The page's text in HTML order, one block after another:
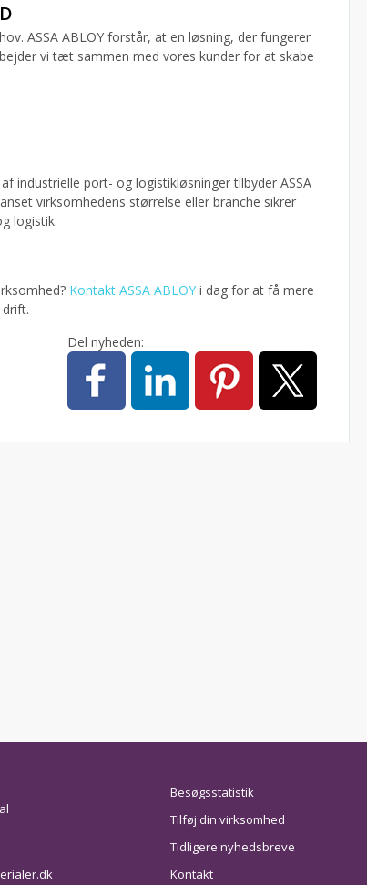
ASSA ABLOY forstår, at en løsning, der fungerer
vi tæt sammen med vores kunder for at skabe
industrielle port- og logistikløsninger tilbyder ASSA
virksomhedens størrelse eller branche sikrer
logistik.
Kontakt ASSA ABLOY i dag for at få mere
Del nyheden:
Besøgsstatistik
Tilføj din virksomhed
Tidligere nyhedsbreve
Kontakt